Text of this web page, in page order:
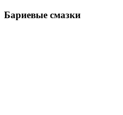
Бариевые смазки